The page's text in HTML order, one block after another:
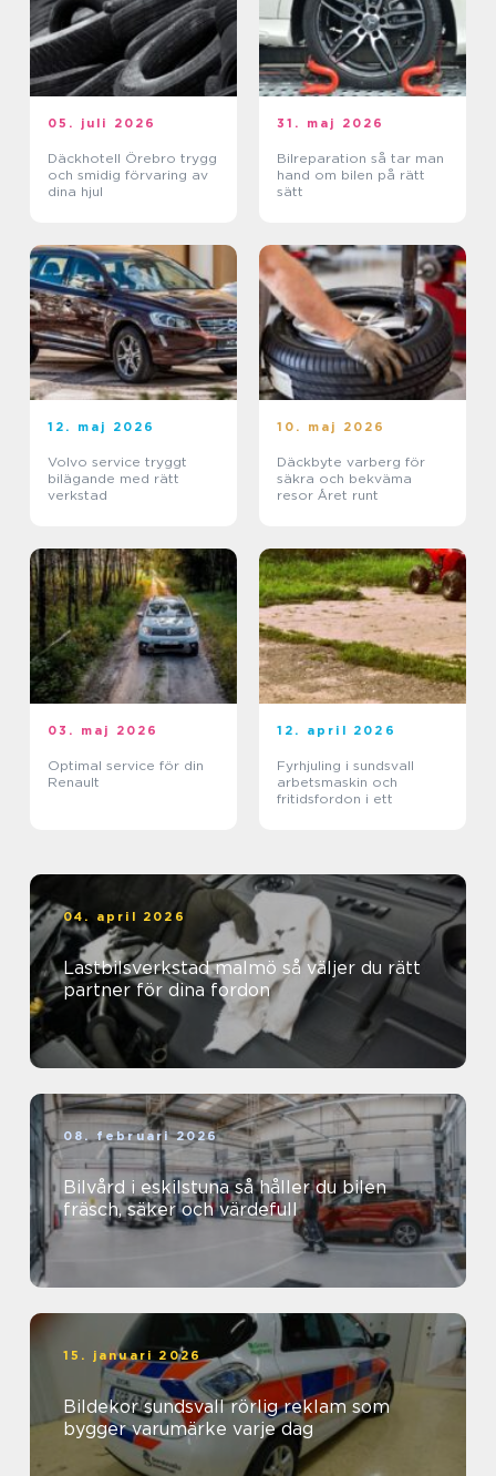
05. juli 2026
Däckhotell Örebro trygg
och smidig förvaring av
dina hjul
31. maj 2026
Bilreparation så tar man
hand om bilen på rätt
sätt
12. maj 2026
Volvo service tryggt
bilägande med rätt
verkstad
10. maj 2026
Däckbyte varberg för
säkra och bekväma
resor Året runt
03. maj 2026
Optimal service för din
Renault
12. april 2026
Fyrhjuling i sundsvall
arbetsmaskin och
fritidsfordon i ett
04. april 2026
Lastbilsverkstad malmö så väljer du rätt
partner för dina fordon
08. februari 2026
Bilvård i eskilstuna så håller du bilen
fräsch, säker och värdefull
15. januari 2026
Bildekor sundsvall rörlig reklam som
bygger varumärke varje dag